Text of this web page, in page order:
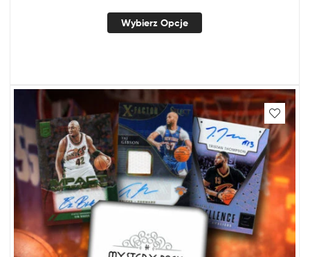
Wybierz Opcje